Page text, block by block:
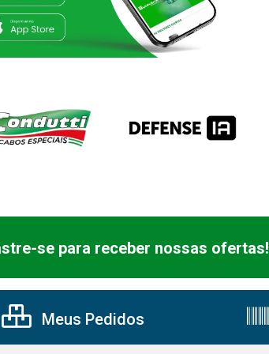
se para receber nossas ofertas!
Meus Pedidos